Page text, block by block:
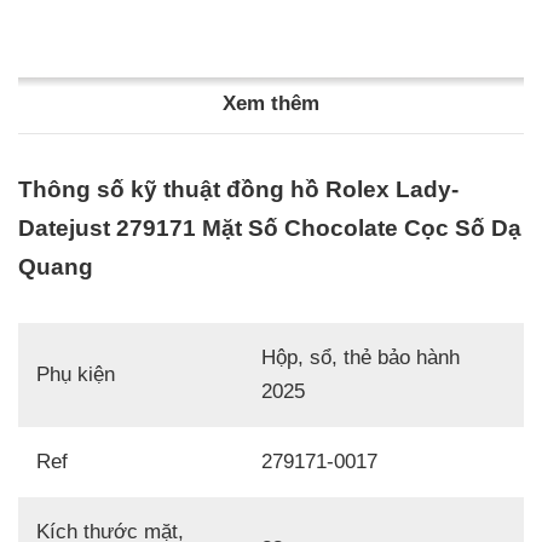
Xem thêm
Thông số kỹ thuật đồng hồ Rolex Lady-
Datejust 279171 Mặt Số Chocolate Cọc Số Dạ
Quang
Phụ kiện
Hộp, sổ, thẻ bảo hành
2025
Ref 279171-0017
Kích thước mặt,